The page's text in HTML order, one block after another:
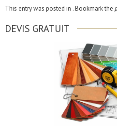
This entry was posted in . Bookmark the
DEVIS GRATUIT